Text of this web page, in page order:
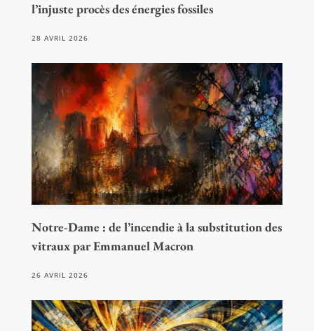
l’injuste procès des énergies fossiles
28 AVRIL 2026
Notre-Dame : de l’incendie à la substitution des
vitraux par Emmanuel Macron
26 AVRIL 2026